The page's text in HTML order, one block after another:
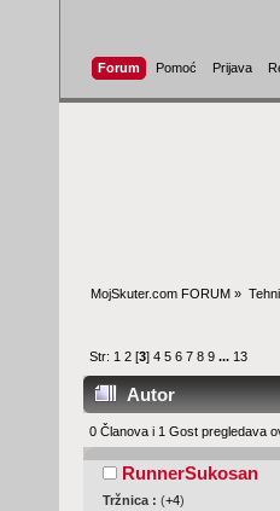
Forum Pomoć Prijava
MojSkuter.com FORUM »
Str: 1 2 [3]4 5 6 7 8 9 ... 13
Autor
0 Članova i 1 Gost pregledava
RunnerSukosan
Tržnica : (+4)